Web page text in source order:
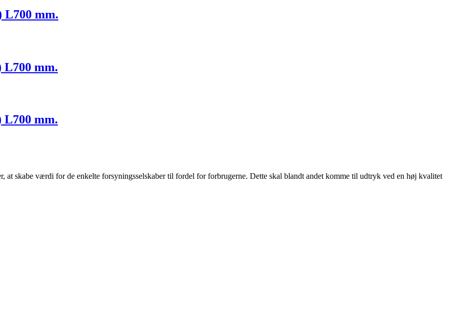
L700 mm.
L700 mm.
L700 mm.
at skabe værdi for de enkelte forsyningsselskaber til fordel for forbrugerne. Dette skal blandt andet komme til udtryk ved en høj kvalitet